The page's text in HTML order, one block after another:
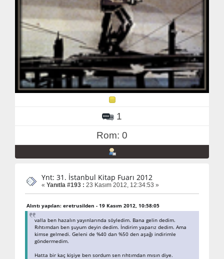
1
Rom: 0
Ynt: 31. İstanbul Kitap Fuarı 2012
« Yanıtla #193 : 23 Kasım 2012, 12:34:53 »
Alıntı yapılan: eretrusilden - 19 Kasım 2012, 10:58:05
valla ben hazalın yayınlarında söyledim. Bana gelin dedim.
Rıhtımdan ben şuyum deyin dedim. İndirim yaparız dedim. Ama
kimse gelmedi. Geleni de %40 dan %50 den aşağı indirimle
göndermedim.
Hatta bir kaç kişiye ben sordum sen rıhtımdan mısın diye.